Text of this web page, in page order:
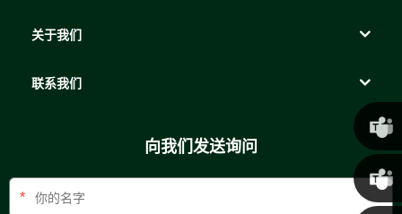
关于我们
联系我们
向我们发送询问
*
克里斯